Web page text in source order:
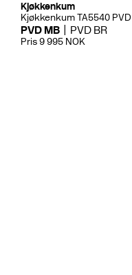
Kjøkkenkum
Kjøkkenkum TA5540
PVD MB PVD BR
Pris 9 995 NOK